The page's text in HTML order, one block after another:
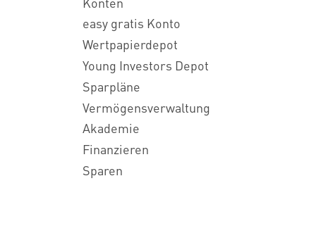
easy gratis Konto
Wertpapierdepot
Young Investors Depot
Sparpläne
Vermögensverwaltung
Akademie
Finanzieren
Sparen